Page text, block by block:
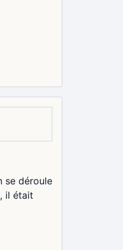
se déroule
il était